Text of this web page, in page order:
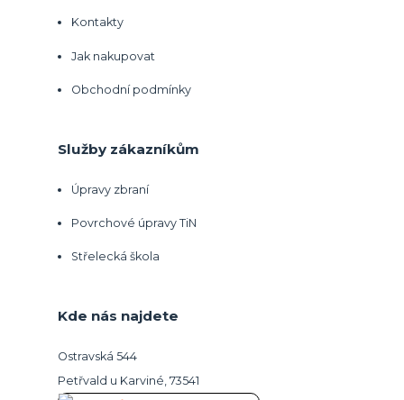
Kontakty
Jak nakupovat
Obchodní podmínky
Služby zákazníkům
Úpravy zbraní
Povrchové úpravy TiN
Střelecká škola
Kde nás najdete
Ostravská 544
Petřvald u Karviné, 73541